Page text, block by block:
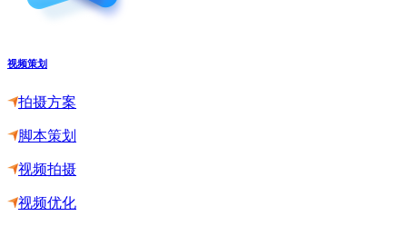
视频策划
拍摄方案
脚本策划
视频拍摄
视频优化